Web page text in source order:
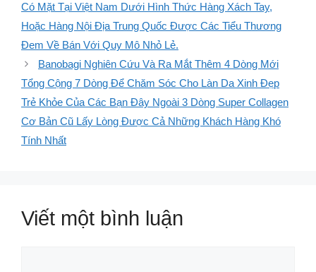
Có Mặt Tại Việt Nam Dưới Hình Thức Hàng Xách Tay,
Hoặc Hàng Nội Địa Trung Quốc Được Các Tiểu Thương
Đem Về Bán Với Quy Mô Nhỏ Lẻ.
Banobagi Nghiên Cứu Và Ra Mắt Thêm 4 Dòng Mới
Tổng Cộng 7 Dòng Để Chăm Sóc Cho Làn Da Xinh Đẹp
Trẻ Khỏe Của Các Bạn Đây Ngoài 3 Dòng Super Collagen
Cơ Bản Cũ Lấy Lòng Được Cả Những Khách Hàng Khó
Tính Nhất
Viết một bình luận